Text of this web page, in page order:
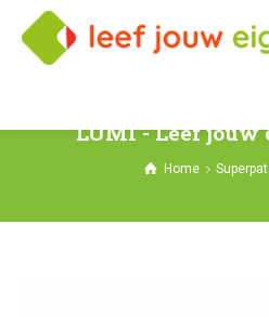
LUMI - Leef
Home